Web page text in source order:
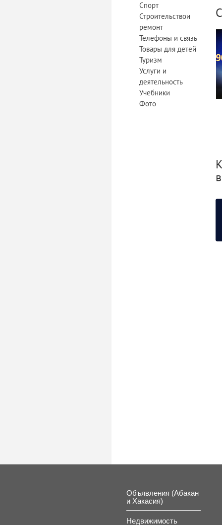
Спорт
Строительствои
ремонт
Телефоны и связь
Товары для детей
Туризм
Услуги и
деятельность
Учебники
Фото
Объявления (Абакан
и Хакасия)
Недвижимость